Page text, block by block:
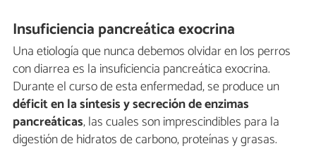
Insuficiencia pancreática exocrina
Una etiología que nunca debemos olvidar en los perros
con diarrea es la insuficiencia pancreática exocrina.
Durante el curso de esta enfermedad, se produce un
déficit en la síntesis y secreción de enzimas
pancreáticas, las cuales son imprescindibles para la
digestión de hidratos de carbono, proteínas y grasas.